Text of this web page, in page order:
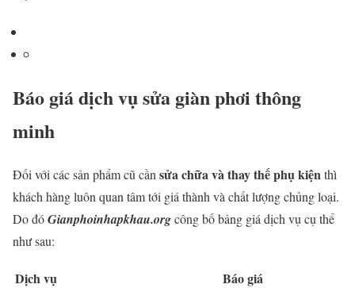
Báo giá dịch vụ sửa giàn phơi thông
minh
Đối với các sản phẩm cũ cần sửa chữa và thay thế phụ kiệnthì
khách hàng luôn quan tâm tới giá thành và chất lượng chủng loại.
Do đóGianphoinhapkhau.orgcông bố bảng giá dịch vụ cụ thể
như sau:
Dịch vụ
Báo giá